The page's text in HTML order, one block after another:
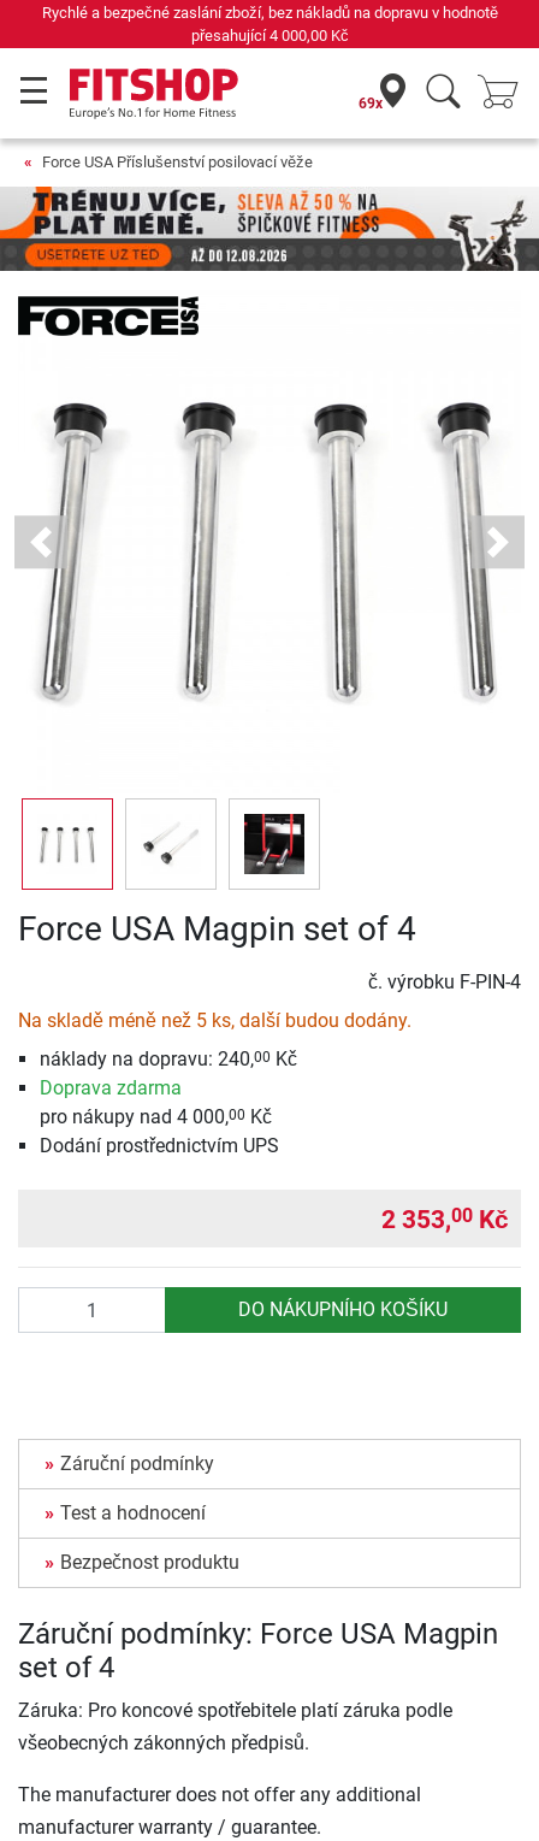
Rychlé a bezpečné zaslání zboží, bez nákladů na dopravu v hodnotě
přesahující4 000,00 Kč
69x
Force USA Příslušenství posilovací věže
Previous Next
Force USA Magpin set of 4
č. výrobku F-PIN-4
Na skladě méně než 5 ks, další budou dodány.
náklady na dopravu: 240,00 Kč
Doprava zdarma
pro nákupy nad 4 000,00 Kč
Dodání prostřednictvím UPS
2 353,00 Kč
DO NÁKUPNÍHO KOŠÍKU
Záruční podmínky
Test a hodnocení
Bezpečnost produktu
Záruční podmínky: Force USA Magpin
set of 4
Záruka: Pro koncové spotřebitele platí záruka podle
všeobecných zákonných předpisů.
The manufacturer does not offer any additional
manufacturer warranty / guarantee.